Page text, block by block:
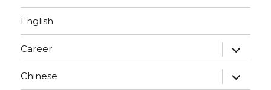
English
Career expand
child
menu
Chinese expand
child